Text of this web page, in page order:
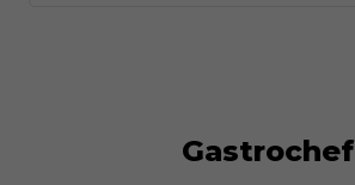
Gastrochef